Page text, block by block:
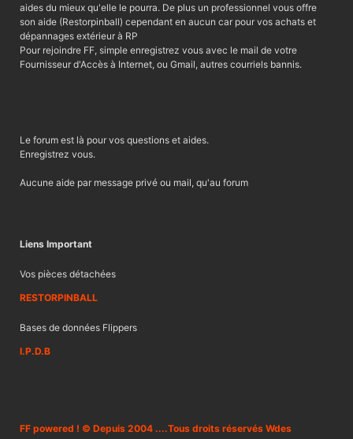
aides du mieux qu'elle le pourra. De plus un professionnel vous offre
son aide (Restorpinball) cependant en aucun car pour vos achats et
dépannages extérieur à RP
Pour rejoindre FF, simple enregistrez vous avec le mail de votre
Fournisseur d'Accès à Internet, ou Gmail, autres courriels bannis.
Le forum est là pour vos questions et aides.
Enregistrez vous.
Aucune aide par message privé ou mail, qu'au forum
Liens Important
Vos pièces détachées
RESTORPINBALL
Bases de données Flippers
I.P.D.B
FF powered ! © Depuis 2004 ....Tous droits réservés Wdes